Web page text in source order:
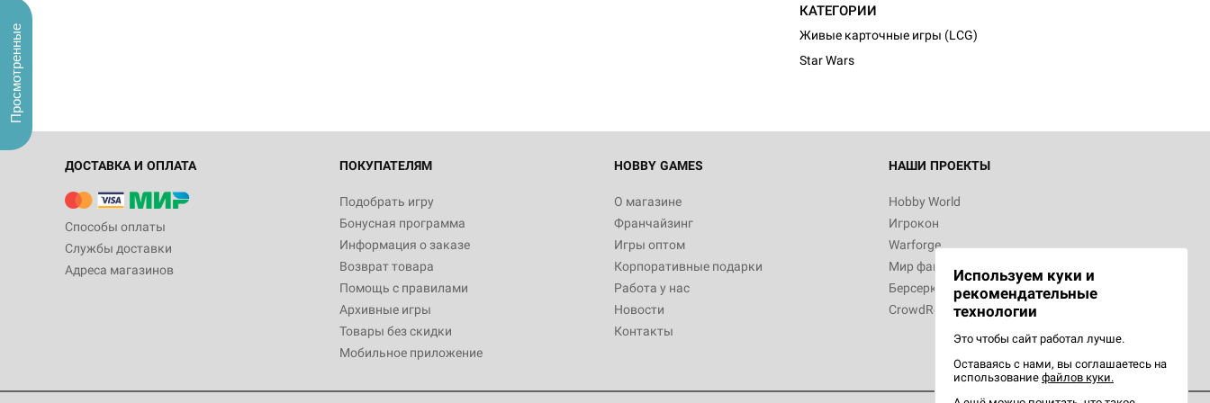
КАТЕГОРИИ
Живые карточные игры (LCG)
Star Wars
ДОСТАВКА И ОПЛАТА
Способы оплаты
Службы доставки
Адреса магазинов
ПОКУПАТЕЛЯМ
Подобрать игру
Бонусная программа
Информация о заказе
Возврат товара
Помощь с правилами
Архивные игры
Товары без скидки
Мобильное приложение
HOBBY GAMES
О магазине
Франчайзинг
Игры оптом
Корпоративные подарки
Работа у нас
Новости
Контакты
НАШИ ПРОЕКТЫ
Hobby World
Игрокон
Warforge
Мир фантастики
Берсерк
CrowdRepublic
Используем куки и
рекомендательные
технологии
Это чтобы сайт работал лучше.
Оставаясь с нами, вы соглашаетесь на
использование файлов куки.
Просмотренные
Белая смерть
12 990
Настольная игра Hobby World Берсерк.
3 490